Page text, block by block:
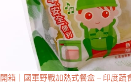
開箱｜國軍野戰加熱式餐盒 – 印度蔬